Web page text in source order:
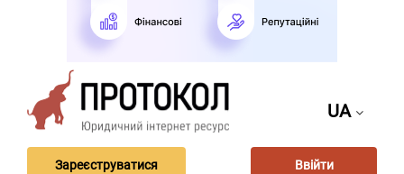
UA
Зареєструватися Ввійти